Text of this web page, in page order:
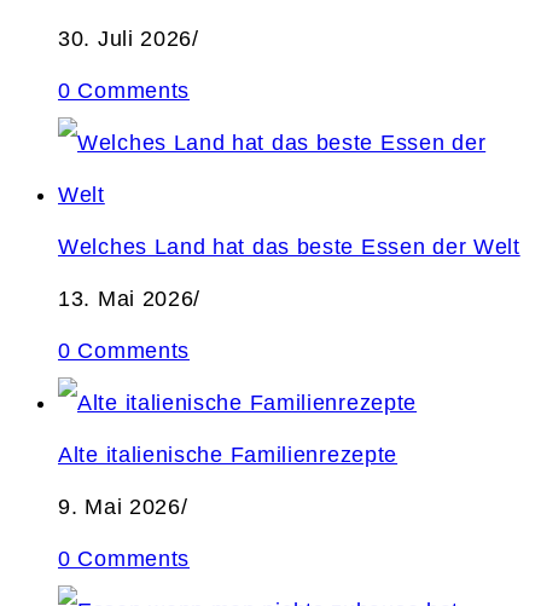
30. Juli 2026/
0 Comments
Welches Land hat das beste Essen der Welt
13. Mai 2026/
0 Comments
Alte italienische Familienrezepte
9. Mai 2026/
0 Comments